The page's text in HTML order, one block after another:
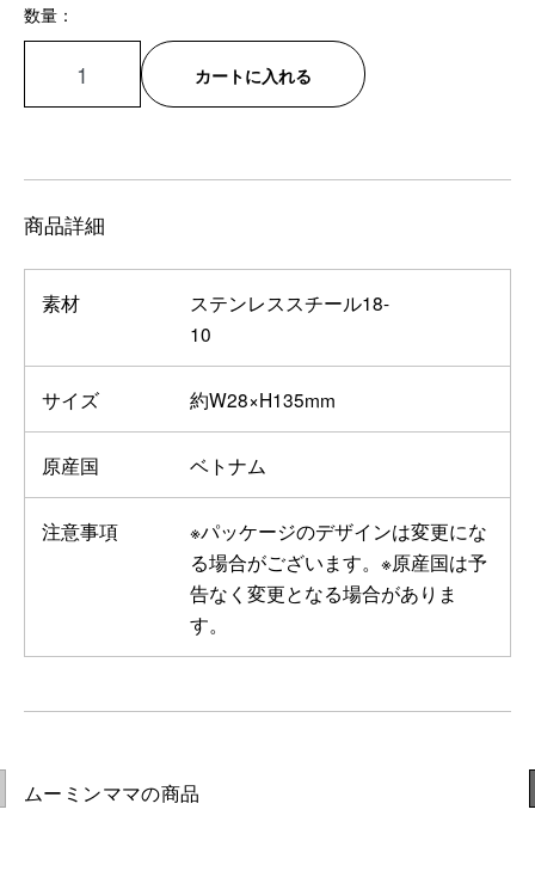
数量：
カートに入れる
商品詳細
素材
ステンレススチール18-
10
サイズ 約W28×H135mm
原産国 ベトナム
注意事項
※パッケージのデザインは変更にな
る場合がございます。※原産国は予
告なく変更となる場合がありま
す。
ムーミンママの商品